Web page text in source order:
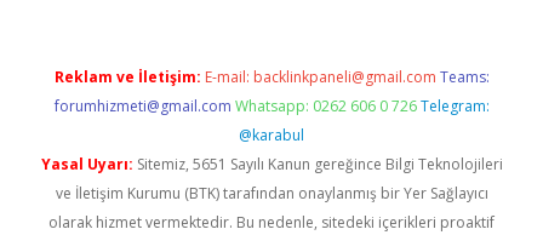
Reklam ve İletişim: E-mail: backlinkpaneli@gmail.com Teams:
forumhizmeti@gmail.com Whatsapp: 0262 606 0 726 Telegram:
@karabul
Yasal Uyarı: Sitemiz, 5651 Sayılı Kanun gereğince Bilgi Teknolojileri
ve İletişim Kurumu (BTK) tarafından onaylanmış bir Yer Sağlayıcı
olarak hizmet vermektedir. Bu nedenle, sitedeki içerikleri proaktif